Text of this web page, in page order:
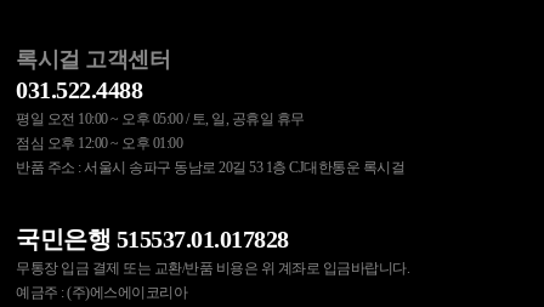
록시걸 고객센터
031.522.4488
평일 오전 10:00 ~ 오후 05:00 / 토, 일, 공휴일 휴무
점심 오후 12:00 ~ 오후 01:00
반품 주소 : 서울시 송파구 동남로 20길 53 1층 CJ대한통운 록시걸
국민은행 515537.01.017828
무통장 입금 결제 또는 교환/반품 비용은 위 계좌로 입금바랍니다.
예금주 : (주)에스에이코리아